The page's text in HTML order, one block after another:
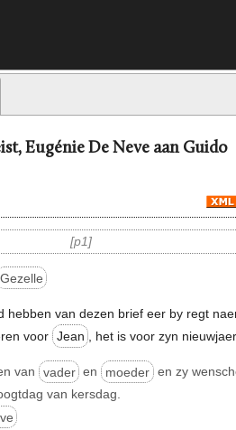
Eugénie De Neve aan Guido
p1
Gezelle
hebben van dezen brief eer by regt
voor Jean , het is voor zyn
van vader en moeder en zy
van kersdag.